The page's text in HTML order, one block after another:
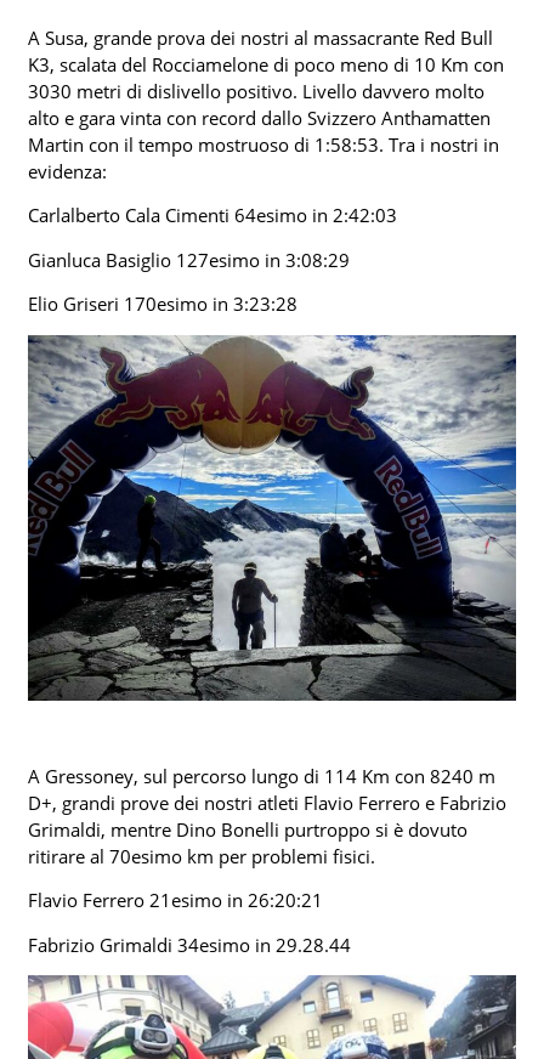
A Susa, grande prova dei nostri al massacrante Red Bull
K3, scalata del Rocciamelone di poco meno di 10 Km con
3030 metri di dislivello positivo. Livello davvero molto
alto e gara vinta con record dallo Svizzero Anthamatten
Martin con il tempo mostruoso di 1:58:53. Tra i nostri in
evidenza:
Carlalberto Cala Cimenti 64esimo in 2:42:03
Gianluca Basiglio 127esimo in 3:08:29
Elio Griseri 170esimo in 3:23:28
A Gressoney, sul percorso lungo di 114 Km con 8240 m
D+, grandi prove dei nostri atleti Flavio Ferrero e Fabrizio
Grimaldi, mentre Dino Bonelli purtroppo si è dovuto
ritirare al 70esimo km per problemi fisici.
Flavio Ferrero 21esimo in 26:20:21
Fabrizio Grimaldi 34esimo in 29.28.44